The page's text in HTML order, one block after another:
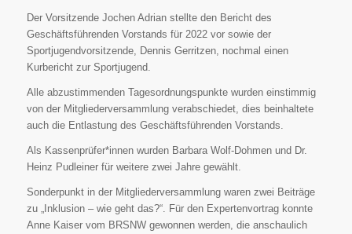
Der Vorsitzende Jochen Adrian stellte den Bericht des
Geschäftsführenden Vorstands für 2022 vor sowie der
Sportjugendvorsitzende, Dennis Gerritzen, nochmal einen
Kurbericht zur Sportjugend.
Alle abzustimmenden Tagesordnungspunkte wurden einstimmig
von der Mitgliederversammlung verabschiedet, dies beinhaltete
auch die Entlastung des Geschäftsführenden Vorstands.
Als Kassenprüfer*innen wurden Barbara Wolf-Dohmen und Dr.
Heinz Pudleiner für weitere zwei Jahre gewählt.
Sonderpunkt in der Mitgliederversammlung waren zwei Beiträge
zu „Inklusion – wie geht das?“. Für den Expertenvortrag konnte
Anne Kaiser vom BRSNW gewonnen werden, die anschaulich